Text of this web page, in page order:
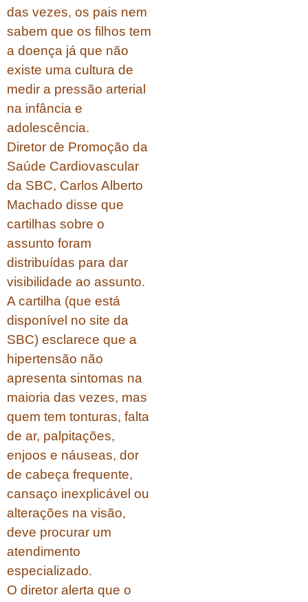
das vezes, os pais nem
sabem que os filhos tem
a doença já que não
existe uma cultura de
medir a pressão arterial
na infância e
adolescência.
Diretor de Promoção da
Saúde Cardiovascular
da SBC, Carlos Alberto
Machado disse que
cartilhas sobre o
assunto foram
distribuídas para dar
visibilidade ao assunto.
A cartilha (que está
disponível no site da
SBC) esclarece que a
hipertensão não
apresenta sintomas na
maioria das vezes, mas
quem tem tonturas, falta
de ar, palpitações,
enjoos e náuseas, dor
de cabeça frequente,
cansaço inexplicável ou
alterações na visão,
deve procurar um
atendimento
especializado.
O diretor alerta que o